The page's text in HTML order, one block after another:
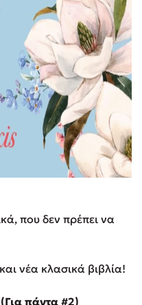
που δεν πρέπει να
νέα κλασικά βιβλία!
(Για πάντα #2)